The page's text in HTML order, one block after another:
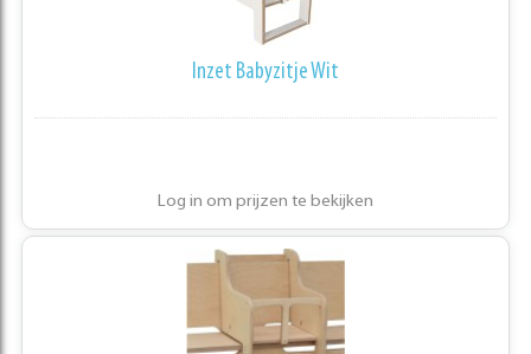
Inzet Babyzitje Wit
Log in om prijzen te bekijken